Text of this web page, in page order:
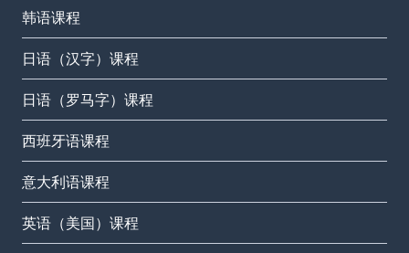
韩语课程
日语（汉字）课程
日语（罗马字）课程
西班牙语课程
意大利语课程
英语（美国）课程